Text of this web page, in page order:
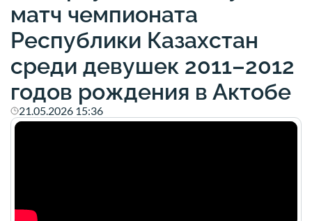
матч чемпионата
Республики Казахстан
среди девушек 2011–2012
годов рождения в Актобе
21.05.2026 15:36